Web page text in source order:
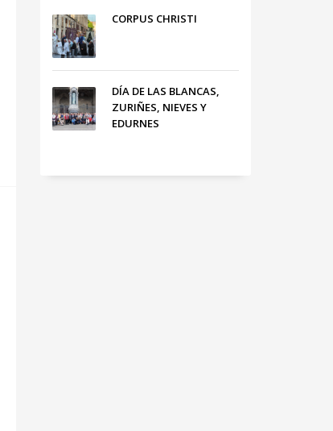
CORPUS CHRISTI
DÍA DE LAS BLANCAS,
ZURIÑES, NIEVES Y
EDURNES